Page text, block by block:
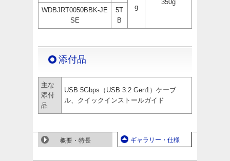
g
350g
WDBJRT0050BBK-JE
SE
5T
B
添付品
主な
添付
品
USB 5Gbps（USB 3.2 Gen1）ケーブ
ル、クイックインストールガイド
概要・特長 ギャラリー・仕様